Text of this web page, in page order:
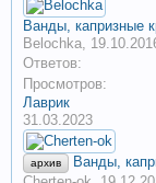
Ванды, капризные
Belochka,
Ответов:
Просмотров:
Лаврик
31.03.2023
архив
Ванды,